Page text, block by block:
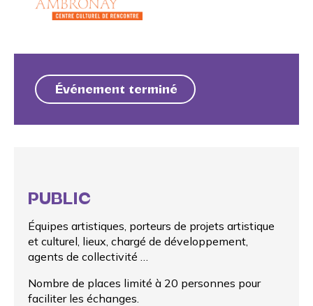
Événement terminé
PUBLIC
Équipes artistiques, porteurs de projets artistique
et culturel, lieux, chargé de développement,
agents de collectivité …
Nombre de places limité à 20 personnes pour
faciliter les échanges.